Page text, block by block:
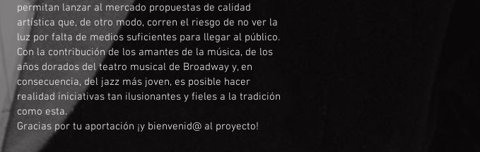
permitan lanzar al mercado propuestas de calidad
artística que, de otro modo, corren el riesgo de no ver la
luz por falta de medios suficientes para llegar al público.
Con la contribución de los amantes de la música, de los
años dorados del teatro musical de Broadway y, en
consecuencia, del jazz más joven, es posible hacer
realidad iniciativas tan ilusionantes y fieles a la tradición
como esta.
Gracias por tu aportación ¡y bienvenid@ al proyecto!